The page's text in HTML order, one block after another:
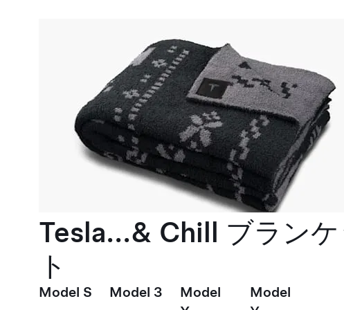
Tesla...& Chill ブラン
ト
Model S Model 3
Model
Model